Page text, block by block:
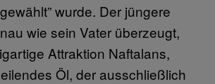
wurde. Der jüngere
wie sein Vater überzeugt,
Attraktion Naftalans,
Öl, der ausschließlich